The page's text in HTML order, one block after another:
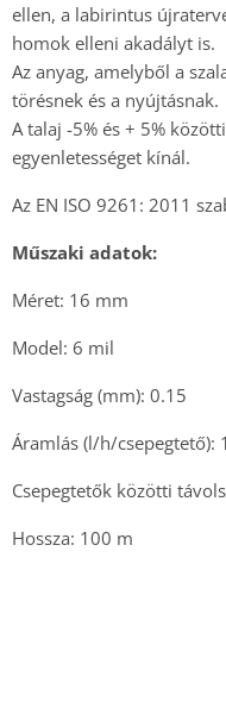
ellen, a labirintus
homok elleni akadályt is.
Az anyag, amelyből a
törésnek és a nyújtásnak.
A talaj -5% és + 5%
egyenletességet kínál.
Az EN ISO 9261: 2011
Műszaki adatok:
Méret: 16 mm
Model: 6 mil
Vastagság (mm): 0.15
Áramlás (l/h/csepegtető):
Csepegtetők közötti
Hossza: 100 m